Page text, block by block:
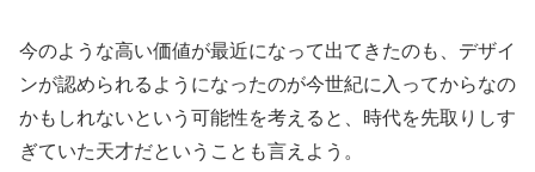
今のような高い価値が最近になって出てきたのも、デザイ
ンが認められるようになったのが今世紀に入ってからなの
かもしれないという可能性を考えると、時代を先取りしす
ぎていた天才だということも言えよう。